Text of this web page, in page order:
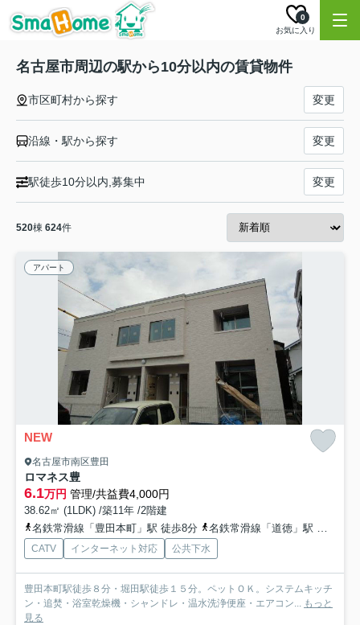
お気に入り
0
名古屋市周辺の駅から10分以内の賃貸物件
市区町村から探す 変更
沿線・駅から探す 変更
駅徒歩10分以内,募集中 変更
520棟 624件
アパート
NEW
名古屋市南区豊田
ロマネス豊
6.1万円 管理/共益費4,000円
38.62㎡ (1LDK) /築11年 /2階建
名鉄常滑線「豊田本町」駅 徒歩8分
名鉄常滑線「道徳」駅 徒歩13分
CATV インターネット対応 公共下水
豊田本町駅徒歩８分・堀田駅徒歩１５分。ペットＯＫ。システムキッチ
ン・追焚・浴室乾燥機・シャンドレ・温水洗浄便座・エアコン... もっと
見る